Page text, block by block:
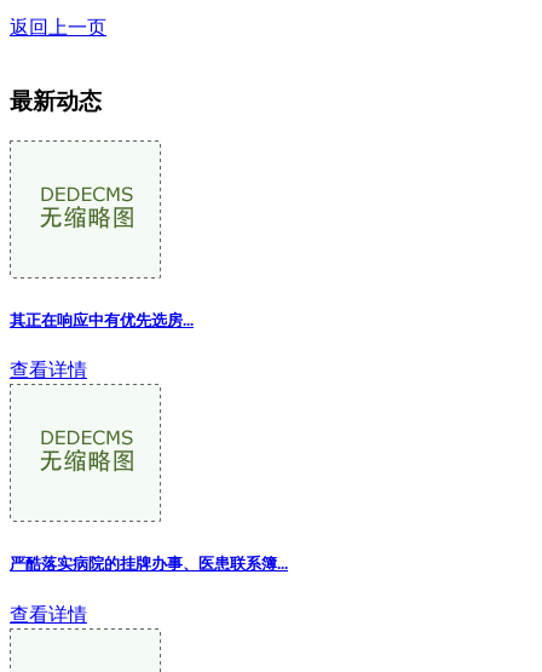
返回上一页
最新动态
其正在响应中有优先选房...
查看详情
严酷落实病院的挂牌办事、医患联系簿...
查看详情